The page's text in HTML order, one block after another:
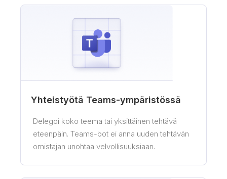
Yhteistyötä Teams-ympäristössä
Delegoi koko teema tai yksittäinen tehtävä
eteenpäin. Teams-bot ei anna uuden tehtävän
omistajan unohtaa velvollisuuksiaan.